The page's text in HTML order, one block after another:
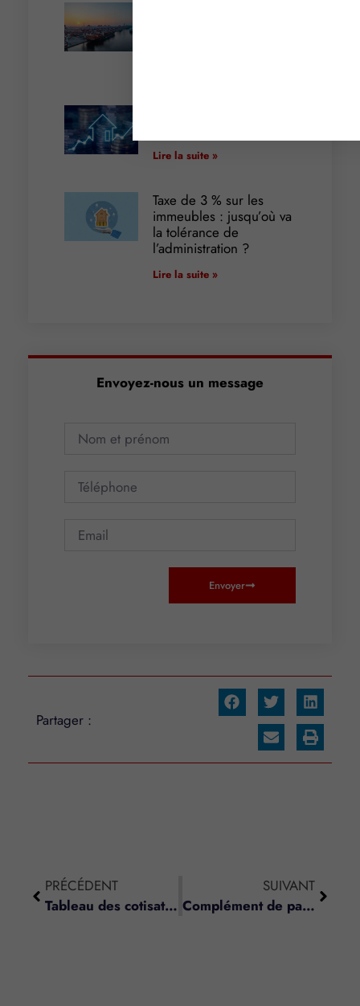
Lire la suite »
Taxe de 3 % sur les
immeubles : jusqu’où va
la tolérance de
l’administration ?
Lire la suite »
Envoyez-nous un message
Envoyer
Partager :
PRÉCÉDENT
Tableau des cotisations sociales dues par les artisans – RSI (2)
SUIVANT
Complément de participation suite à une rectification fiscale : qui peut y prétendre ?